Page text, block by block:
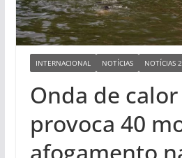
INTERNACIONAL NOTÍCIAS NOTÍCIAS
Onda de
provoca 40